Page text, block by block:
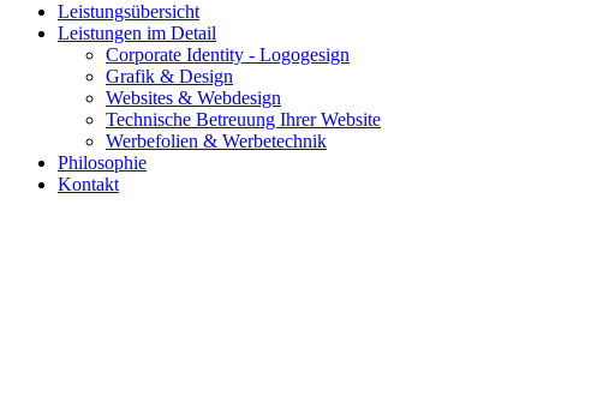
Leistungsübersicht
Leistungen im Detail
Corporate Identity - Logogesign
Grafik & Design
Websites & Webdesign
Technische Betreuung Ihrer Website
Werbefolien & Werbetechnik
Philosophie
Kontakt